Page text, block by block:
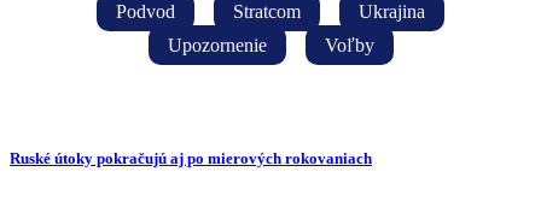
Podvod
Stratcom
Ukrajina
Upozornenie
Voľby
Ruské útoky pokračujú aj po mierových rokovaniach